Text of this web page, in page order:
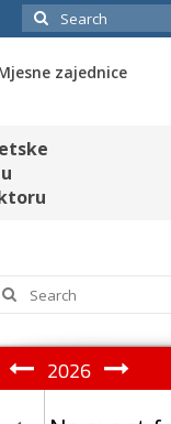
Search
for:
zajednice
Search
for:
2026